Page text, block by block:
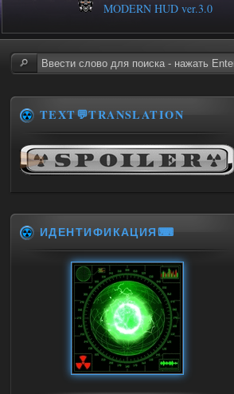
MODERN HUD ver.3.0
TEXT💬TRANSLATION
ИДЕНТИФИКАЦИЯ⌨